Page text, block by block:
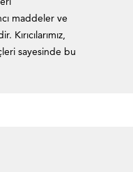
maddeler ve
sayesinde bu